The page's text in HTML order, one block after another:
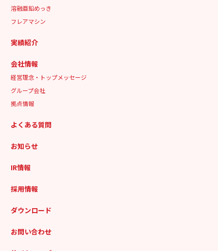
溶融亜鉛めっき
フレアマシン
実績紹介
会社情報
経営理念・トップメッセージ
グループ会社
拠点情報
よくある質問
お知らせ
IR情報
採用情報
ダウンロード
お問い合わせ